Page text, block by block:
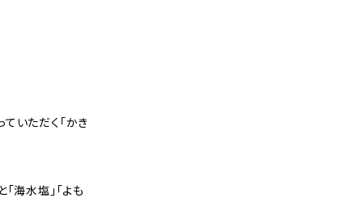
いただく「かき
海水塩」「よも